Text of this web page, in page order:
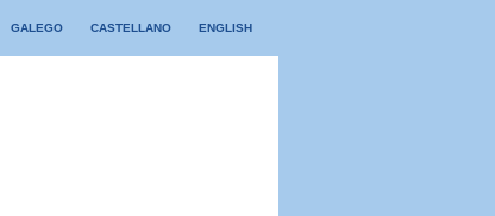
GALEGO CASTELLANO ENGLISH